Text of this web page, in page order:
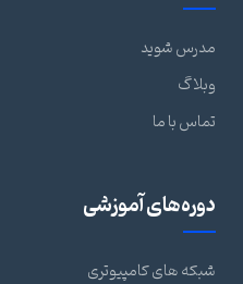
مدرس شوید
وبلاگ
تماس با ما
دوره‌های آموزشی
شبکه های کامپیوتری